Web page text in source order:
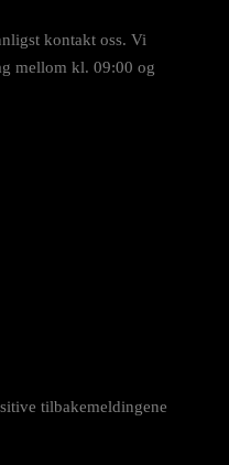
kontakt oss. Vi
mellom kl. 09:00 og
tilbakemeldingene